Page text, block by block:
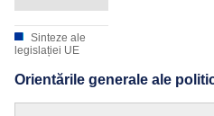
Sinteze ale
legislației UE
Orientările generale ale